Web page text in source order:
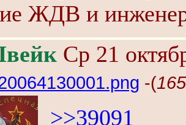
ЖДВ и
Ср 21
-(
>>39091